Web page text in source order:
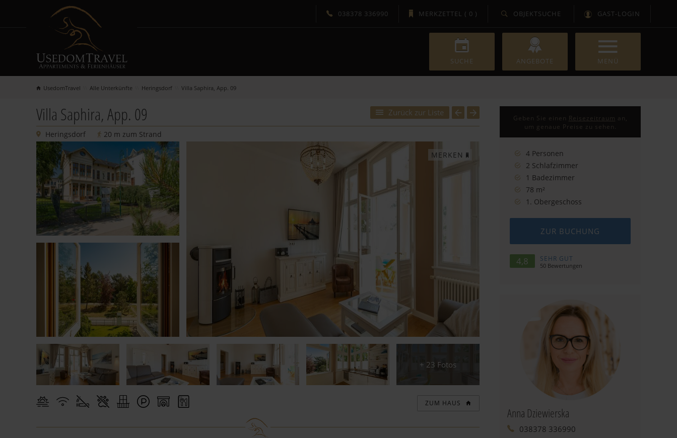
038378 336990 MERKZETTEL ( 0 ) OBJEKTSUCHE GAST-LOGIN
SUCHE ANGEBOTE
Alle Unterkünfte
Neu in der Vermietung
Urlaub mit Meerblick
Urlaub mit Hund
Last Minute
Kurzurlaub
Baltic Lights 2027
Urlaubsdomizile
Fragen & Antworten
Unsere Gäste-App
Ihr Reiseschutz
Gutschein
Webcam Bansin
Webcam Ahlbeck
Blog
Immobilien
Demnächst bei uns
Servicebüro
Unser Team
An- und Abreise
Über uns
Presse
Karriere
Für Eigentümer
UsedomTravel Alle Unterkünfte Heringsdorf Villa Saphira, App. 09
Zurück zur Liste
Villa Saphira, App. 09
Heringsdorf 20 m zum Strand
+ 23 Fotos
MERKEN
ZUM HAUS
Geben Sie einen Reisezeitraum an,
um genaue Preise zu sehen.
4 Personen
2 Schlafzimmer
1 Badezimmer
78 m²
1. Obergeschoss
ZUR BUCHUNG
4,8 SEHR GUT
50 Bewertungen
Anna Dziewierska
038378 336990